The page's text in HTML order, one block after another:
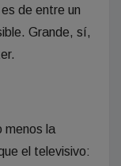
de entre un
Grande, sí,
menos la
el televisivo: